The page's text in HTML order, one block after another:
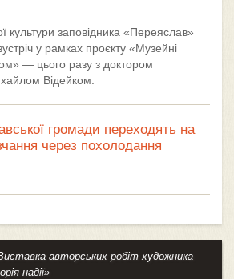
культури заповідника «Переяслав»
у рамках проєкту «Музейні
— цього разу з доктором
Відейком.
громади переходять на
через похолодання
авторських робіт художника
надії»